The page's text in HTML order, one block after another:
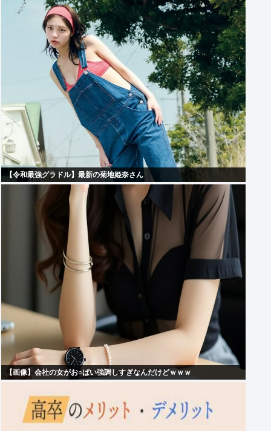
【令和最強グラドル】最新の菊地姫奈さん
【画像】会社の女がお○ぱい強調しすぎなんだけどｗｗｗ